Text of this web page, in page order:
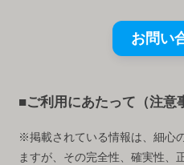
お問い
■ご利用にあたって（注意
※掲載されている情報は、細心
ますが、その完全性、確実性、